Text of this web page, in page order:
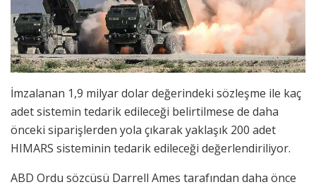
İmzalanan 1,9 milyar dolar değerindeki sözleşme ile kaç
adet sistemin tedarik edileceği belirtilmese de daha
önceki siparişlerden yola çıkarak yaklaşık 200 adet
HIMARS sisteminin tedarik edileceği değerlendiriliyor.
ABD Ordu sözcüsü Darrell Ames tarafından daha önce